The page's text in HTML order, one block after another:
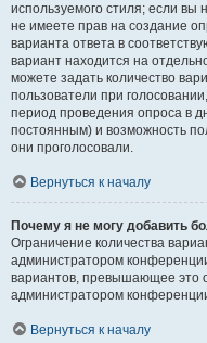
используемого стиля; если вы
не имеете прав на создание
варианта ответа в
вариант находится на
можете задать количество
пользователи при
период проведения опроса в
постоянным) и возможность
они проголосовали.
Вернуться к началу
Почему я не могу добавить
Ограничение количества
администратором
вариантов, превышающее это
администратором
Вернуться к началу